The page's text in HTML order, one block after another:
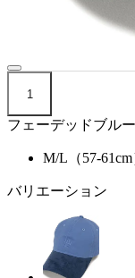
1
フェーデッドブルー
M/L（57-
バリエーション